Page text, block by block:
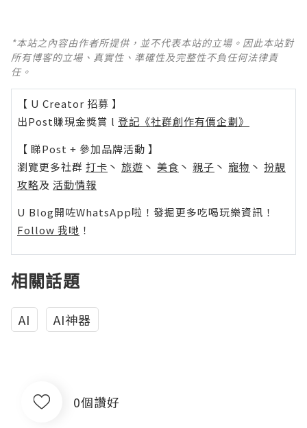
*本站之內容由作者所提供，並不代表本站的立場。因此本站對
所有博客的立場、真實性、準確性及完整性不負任何法律責
任。
【 U Creator 招募 】
出Post賺現金獎賞 l 登記《社群創作有價企劃》
【 睇Post + 參加品牌活動 】
瀏覽更多社群 打卡 丶 旅遊 丶 美食 丶 親子 丶 寵物 丶 扮靚
攻略及 活動情報
U Blog開咗WhatsApp啦！發掘更多吃喝玩樂資訊！
Follow 我哋 ！
相關話題
AI AI神器
0個讚好